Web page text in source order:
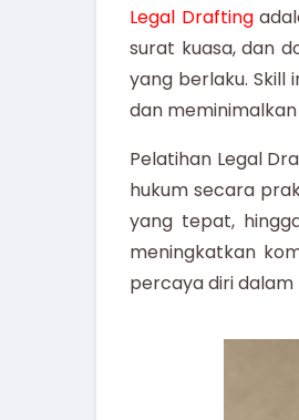
Legal Drafting
surat kuasa, dan
yang berlaku.
dan
Pelatihan Legal
hukum secara
yang tepat,
meningkatkan
percaya diri dalam